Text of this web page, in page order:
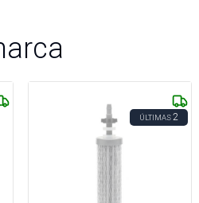
ÚLTIMAS2